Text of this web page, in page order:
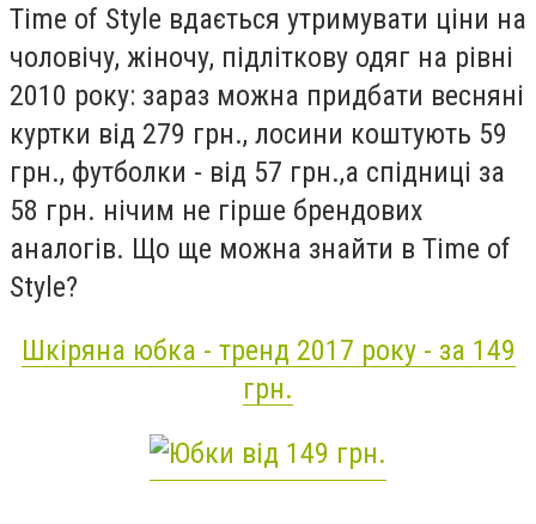
Time of Style вдається утримувати ціни на
чоловічу, жіночу, підліткову одяг на рівні
2010 року: зараз можна придбати весняні
куртки від 279 грн., лосини коштують 59
грн., футболки - від 57 грн.,а спідниці за
58 грн. нічим не гірше брендових
аналогів. Що ще можна знайти в Time of
Style?
Шкіряна юбка - тренд 2017 року - за 149
грн.